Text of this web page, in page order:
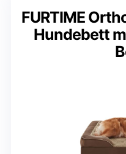
FURTIME
Hundebett